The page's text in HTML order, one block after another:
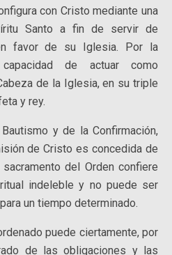
con Cristo mediante una
Santo a fin de servir de
favor de su Iglesia. Por la
de actuar como
de la Iglesia, en su triple
y rey.
y de la Confirmación,
de Cristo es concedida de
del Orden confiere
indeleble y no puede ser
un tiempo determinado.
puede ciertamente, por
de las obligaciones y las